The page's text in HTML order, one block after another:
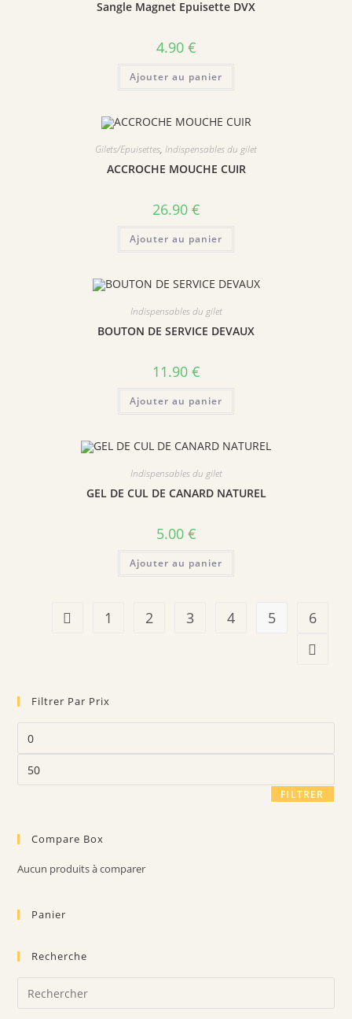
Sangle Magnet Epuisette DVX
4.90 €
Ajouter au panier
Gilets/Epuisettes, Indispensables du gilet
ACCROCHE MOUCHE CUIR
26.90 €
Ajouter au panier
Indispensables du gilet
BOUTON DE SERVICE DEVAUX
11.90 €
Ajouter au panier
Indispensables du gilet
GEL DE CUL DE CANARD NATUREL
5.00 €
Ajouter au panier
1 2 3 4 5 6
Filtrer Par Prix
min
max
FILTRER
Compare Box
Aucun produits à comparer
Panier
Recherche